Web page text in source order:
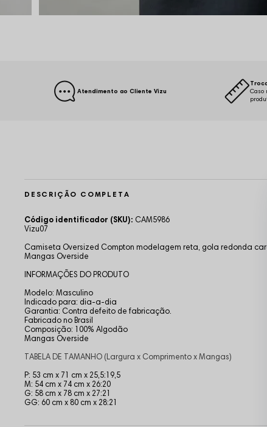
Atendimento ao Cliente Vizu
Caso
DESCRIÇÃO COMPLETA
Código identificador (SKU): CAM5986
Vizu07
Camiseta Oversized Compton modelagem reta, gola redonda
Mangas Overside
INFORMAÇÕES DO PRODUTO
Modelo: Masculino
Indicado para: dia-a-dia
Garantia: Contra defeito de fabricação.
Fabricado no Brasil
Composição: 100% Algodão
Mangas Overside
TABELA DE TAMANHO (Largura x Comprimento x Mangas)
P: 53 cm x 71 cm x 25,5:19,5
M: 54 cm x 74 cm x 26:20
G: 58 cm x 78 cm x 27:21
GG: 60 cm x 80 cm x 28:21